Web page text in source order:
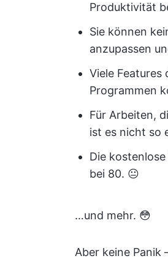
Produktivität
Sie können
anzupassen
Viele
Programmen
Für Arbeiten,
ist es nicht so
Die
bei 80. 😐
…und mehr. 😳
Aber keine Panik